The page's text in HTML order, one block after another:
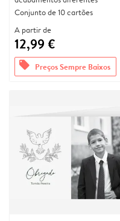
Conjunto de 10 cartões
A partir de
12,99 €
offers Preços Sempre Baixos